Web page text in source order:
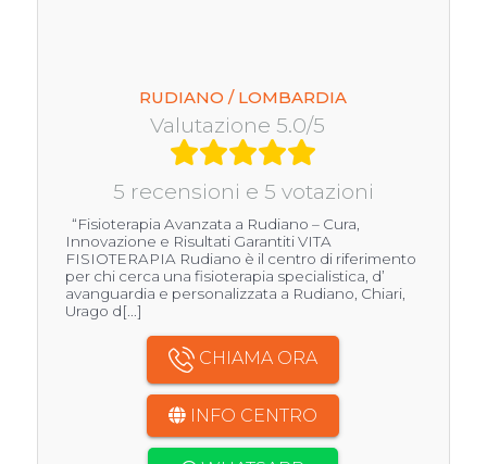
RUDIANO / LOMBARDIA
Valutazione 5.0/5
5 recensioni e 5 votazioni
“Fisioterapia Avanzata a Rudiano – Cura,
Innovazione e Risultati Garantiti VITA
FISIOTERAPIA Rudiano è il centro di riferimento
per chi cerca una fisioterapia specialistica, d’
avanguardia e personalizzata a Rudiano, Chiari,
Urago d[...]
CHIAMA ORA
INFO CENTRO